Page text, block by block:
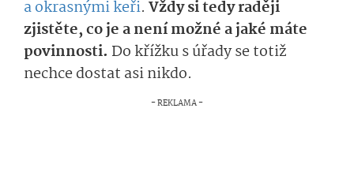
a okrasnými keři. Vždy si tedy raději
zjistěte, co je a není možné a jaké máte
povinnosti. Do křížku s úřady se totiž
nechce dostat asi nikdo.